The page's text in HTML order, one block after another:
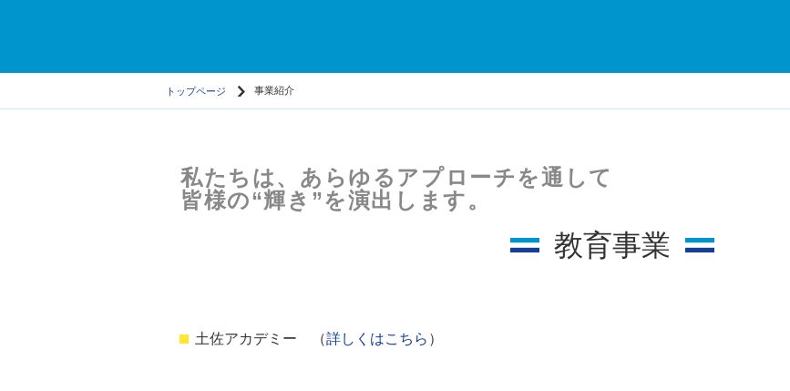
トップページ 事業紹介
私たちは、あらゆるアプローチを通して
皆様の“輝き”を演出します。
教育事業
土佐アカデミー （詳しくはこちら ）